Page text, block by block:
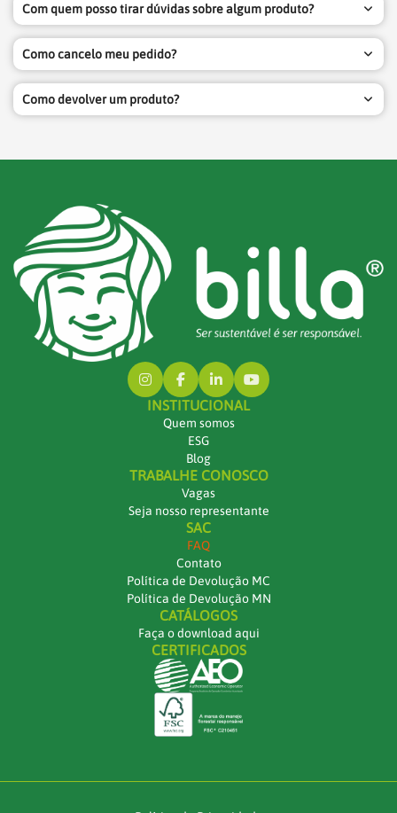
Com quem posso tirar dúvidas sobre algum produto?
Como cancelo meu pedido?
Como devolver um produto?
INSTITUCIONAL
Quem somos
ESG
Blog
TRABALHE CONOSCO
Vagas
Seja nosso representante
SAC
FAQ
Contato
Política de Devolução MC
Política de Devolução MN
CATÁLOGOS
Faça o download aqui
CERTIFICADOS